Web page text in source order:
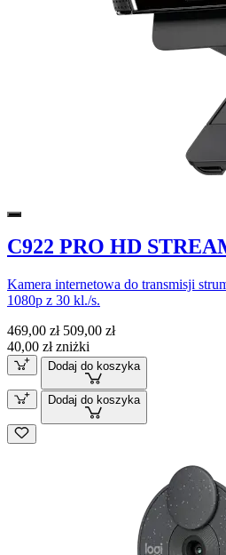
C922 PRO HD
Kamera internetowa do transmisji
1080p z 30 kl./s.
469,00 zł 509,00 zł
40,00 zł zniżki
Dodaj do koszyka
Dodaj do koszyka